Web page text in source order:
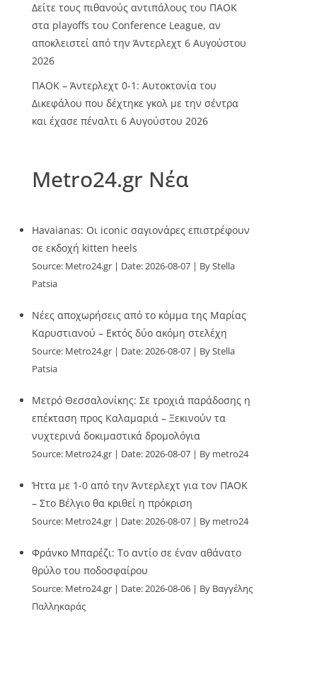
Δείτε τους πιθανούς αντιπάλους του ΠΑΟΚ
στα playoffs του Conference League, αν
αποκλειστεί από την Άντερλεχτ 6 Αυγούστου
2026
ΠΑΟΚ – Άντερλεχτ 0-1: Αυτοκτονία του
Δικεφάλου που δέχτηκε γκολ με την σέντρα
και έχασε πέναλτι 6 Αυγούστου 2026
Metro24.gr Νέα
Havaianas: Οι iconic σαγιονάρες επιστρέφουν
σε εκδοχή kitten heels
Source: Metro24.gr Date: 2026-08-07
By Stella
Patsia
Νέες αποχωρήσεις από το κόμμα της Μαρίας
Καρυστιανού – Εκτός δύο ακόμη στελέχη
Source: Metro24.gr Date: 2026-08-07
By Stella
Patsia
Μετρό Θεσσαλονίκης: Σε τροχιά παράδοσης η
επέκταση προς Καλαμαριά – Ξεκινούν τα
νυχτερινά δοκιμαστικά δρομολόγια
Source: Metro24.gr Date: 2026-08-07 By metro24
Ήττα με 1-0 από την Άντερλεχτ για τον ΠΑΟΚ
– Στο Βέλγιο θα κριθεί η πρόκριση
Source: Metro24.gr Date: 2026-08-07 By metro24
Φράνκο Μπαρέζι: Το αντίο σε έναν αθάνατο
θρύλο του ποδοσφαίρου
Source: Metro24.gr Date: 2026-08-06
By Βαγγέλης
Παλληκαράς